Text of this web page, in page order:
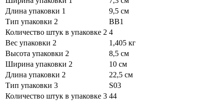
Длина упаковки 1
9,5 см
Тип упаковки 2
BB1
Количество штук в упаковке 2 4
Вес упаковки 2
1,405 кг
Высота упаковки 2
8,5 см
Ширина упаковки 2
10 см
Длина упаковки 2
22,5 см
Тип упаковки 3
S03
Количество штук в упаковке 3 44